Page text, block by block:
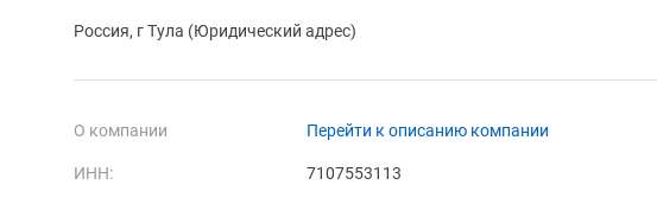
Россия, г Тула (Юридический адрес)
О компании Перейти к описанию компании
ИНН: 7107553113